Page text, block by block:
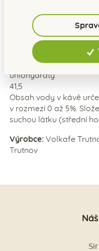
mastné
kyselina
41,5
Obsah vody v kávě
v rozmezí 0 až 5%.
suchou látku (střední
Výrobce: Volkafe
Trutnov